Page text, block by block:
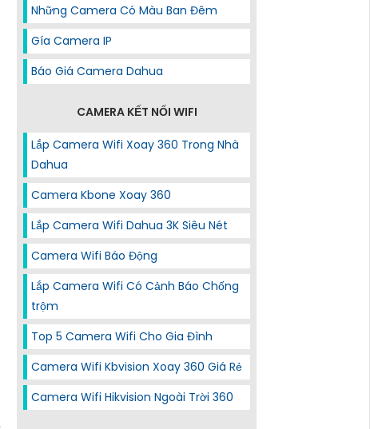
Những Camera Có Màu Ban Đêm
Gía Camera IP
Báo Giá Camera Dahua
CAMERA KẾT NỐI WIFI
Lắp Camera Wifi Xoay 360 Trong Nhà
Dahua
Camera Kbone Xoay 360
Lắp Camera Wifi Dahua 3K Siêu Nét
Camera Wifi Báo Động
Lắp Camera Wifi Có Cảnh Báo Chống
trộm
Top 5 Camera Wifi Cho Gia Đình
Camera Wifi Kbvision Xoay 360 Giá Rẻ
Camera Wifi Hikvision Ngoài Trời 360